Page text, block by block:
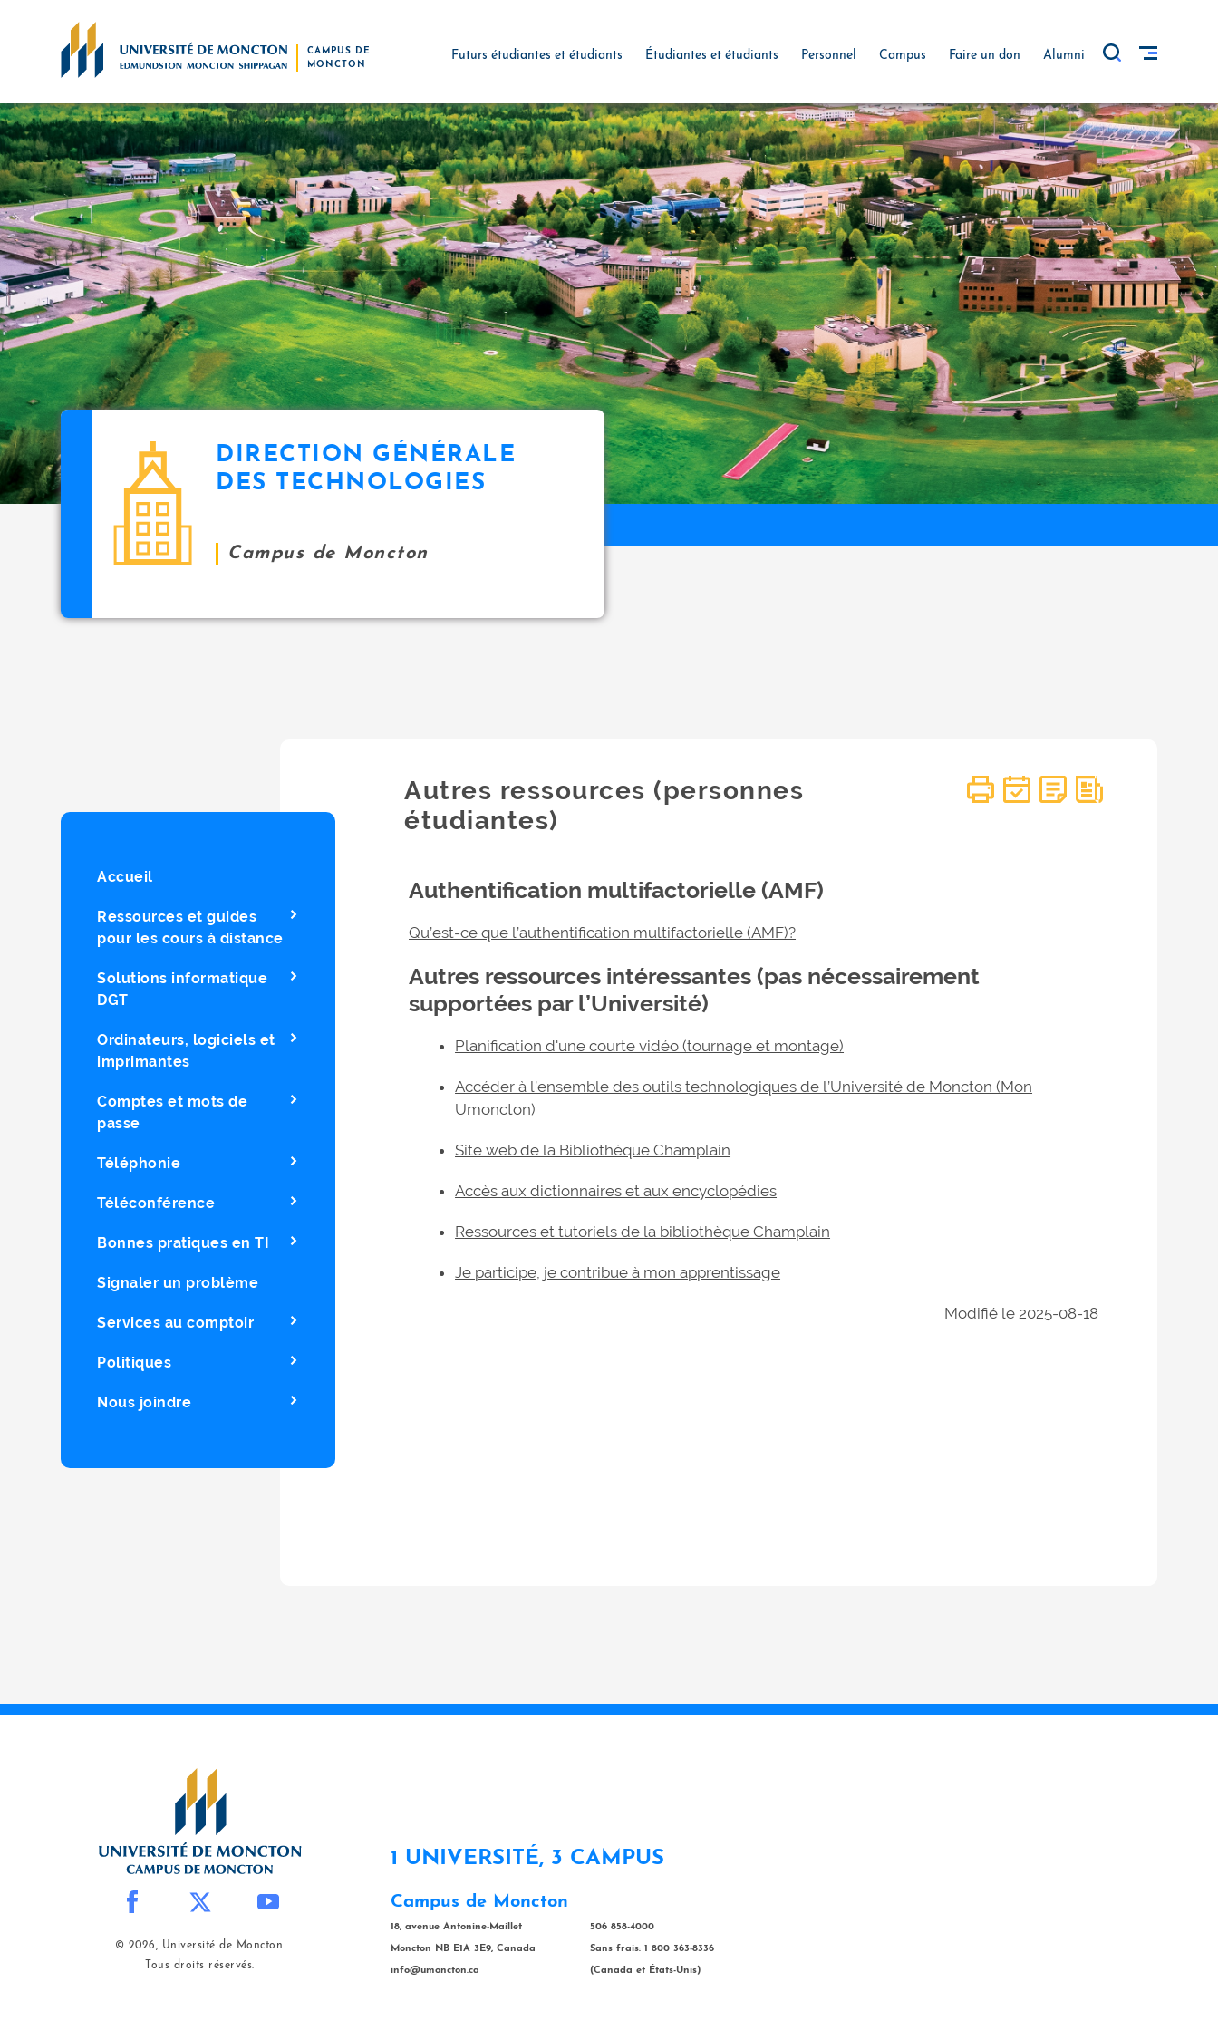
CAMPUS DE
MONCTON
Futurs étudiantes et étudiants Étudiantes et étudiants Personnel Campus Faire un don Alumni
DIRECTION GÉNÉRALE
DES TECHNOLOGIES
Campus de Moncton
Accueil
Ressources et guides
pour les cours à distance
Solutions informatique
DGT
Ordinateurs, logiciels et
imprimantes
Comptes et mots de
passe
Téléphonie
Téléconférence
Bonnes pratiques en TI
Signaler un problème
Services au comptoir
Politiques
Nous joindre
Autres ressources (personnes
étudiantes)
Authentification multifactorielle (AMF)
Qu’est-ce que l’authentification multifactorielle (AMF)?
Autres ressources intéressantes (pas nécessairement
supportées par l’Université)
Planification d'une courte vidéo (tournage et montage)
Accéder à l’ensemble des outils technologiques de l’Université de Moncton (Mon
Umoncton)
Site web de la Bibliothèque Champlain
Accès aux dictionnaires et aux encyclopédies
Ressources et tutoriels de la bibliothèque Champlain
Je participe, je contribue à mon apprentissage
Modifié le 2025-08-18
© 2026, Université de Moncton.
Tous droits réservés.
1 UNIVERSITÉ, 3 CAMPUS
Campus de Moncton
18, avenue Antonine-Maillet
Moncton NB E1A 3E9, Canada
info@umoncton.ca
506 858-4000
Sans frais: 1 800 363-8336
(Canada et États-Unis)